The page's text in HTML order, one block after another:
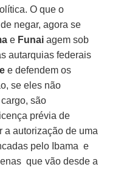
O que o
negar, agora se
e Funai agem sob
autarquias federais
e defendem os
se eles não
são
prévia de
a autorização de uma
pelo Ibama e
que vão desde a